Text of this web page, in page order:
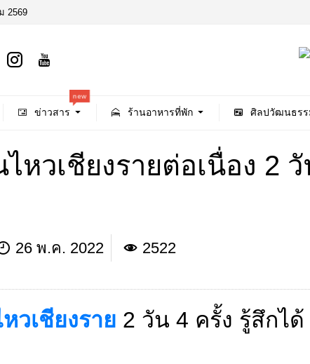
2569
ข่าวสาร
new
ร้านอาหารที่พัก ศิลปวัฒนธรร
หวเชียงรายต่อเนื่อง 2
26 พ.ค. 2022 2522
วเชียงราย 2 วัน 4 ครั้ง รู้สึกไ